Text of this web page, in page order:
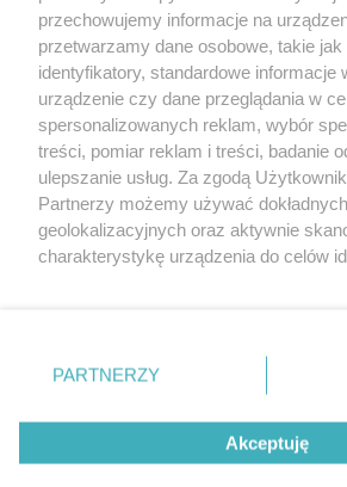
tym także elektroniczny lub mechaniczny) na
eksploatacji w jakiejkolwiek formie, włącznie z
Internecie bez pisemnej zgody właściciela praw.
wykorzystanie utworów w całości lub w części z
tzn. bez właściwej zgody, jest zabronione pod
ścigane prawnie.
© 2026 Grupa ZPR
przechowujemy informacje na
przetwarzamy dane osobowe, takie jak
identyfikatory, standardowe informacje
urządzenie czy dane przeglądania w
spersonalizowanych reklam, wybór
treści, pomiar reklam i treści, badanie
ulepszanie usług. Za zgodą
Partnerzy możemy używać
geolokalizacyjnych oraz aktywnie
charakterystykę urządzenia do celów
zmienić/wycofać klikając przycisk
znajdujący się w lewym dolnym rogu
rodzaje przetwarzania danych nie
użytkownika, ale masz prawo
przetwarzaniu. Preferencje będą miały
PARTNERZY
Akceptuję